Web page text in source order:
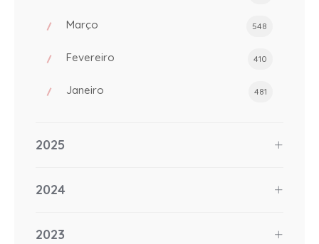
Março 548
Fevereiro 410
Janeiro 481
2025
2024
2023